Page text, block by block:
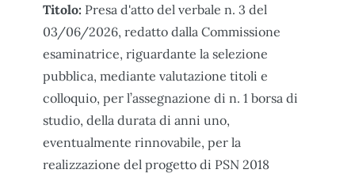
Titolo: Presa d'atto del verbale n. 3 del
03/06/2026, redatto dalla Commissione
esaminatrice, riguardante la selezione
pubblica, mediante valutazione titoli e
colloquio, per l’assegnazione di n. 1 borsa di
studio, della durata di anni uno,
eventualmente rinnovabile, per la
realizzazione del progetto di PSN 2018